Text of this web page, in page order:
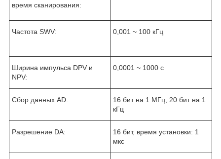
время сканирования:
Частота SWV: 0,001 ~ 100 кГц
Ширина импульса DPV и
NPV:
0,0001 ~ 1000 с
Сбор данных AD:
16 бит на 1 МГц, 20 бит на 1
кГц
Разрешение DA:
16 бит, время установки: 1
мкс